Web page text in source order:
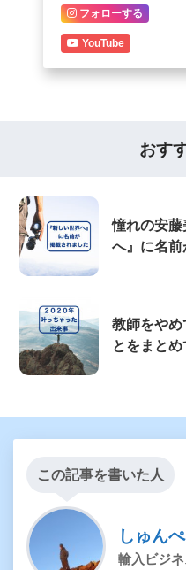
フォローする
YouTube
おす
憧れの安
へ』に名前
教師をや
とをまと
この記事を書いた人
しゅん
輸入ビジ